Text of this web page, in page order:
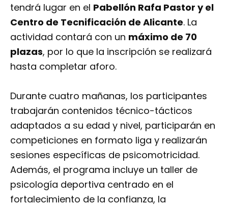
tendrá lugar en el Pabellón Rafa Pastor y el
Centro de Tecnificación de Alicante. La
actividad contará con un máximo de 70
plazas, por lo que la inscripción se realizará
hasta completar aforo.
Durante cuatro mañanas, los participantes
trabajarán contenidos técnico-tácticos
adaptados a su edad y nivel, participarán en
competiciones en formato liga y realizarán
sesiones específicas de psicomotricidad.
Además, el programa incluye un taller de
psicología deportiva centrado en el
fortalecimiento de la confianza, la